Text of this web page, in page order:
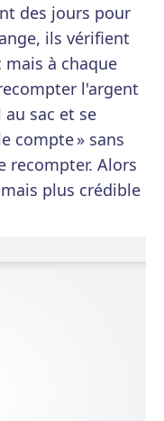
des jours pour
ils vérifient
mais à chaque
l'argent
sac et se
compte » sans
recompter. Alors
plus crédible